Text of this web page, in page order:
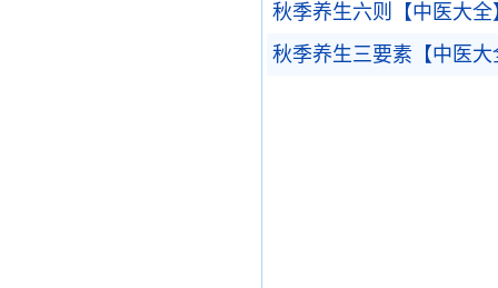
秋季养生六则【中医大全
秋季养生三要素【中医大